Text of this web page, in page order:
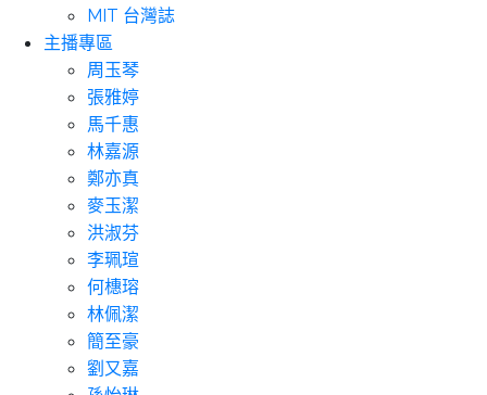
MIT 台灣誌
主播專區
周玉琴
張雅婷
馬千惠
林嘉源
鄭亦真
麥玉潔
洪淑芬
李珮瑄
何橞瑢
林佩潔
簡至豪
劉又嘉